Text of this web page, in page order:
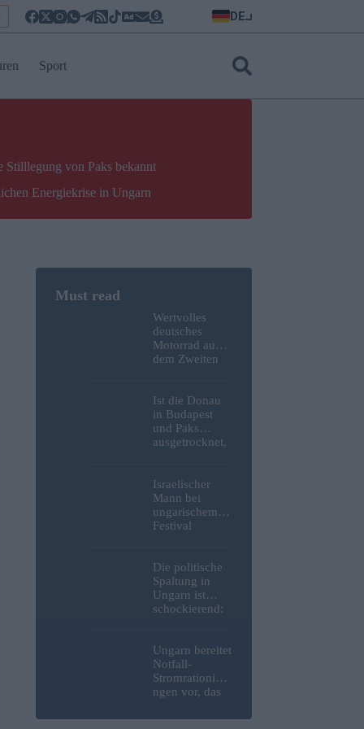
DE
Sport
Stilllegung von Paks bekannt
Energiekrise in Ungarn
Wertvolles
deutsches
Motorrad aus
dem Zweiten
Überreste und
Sprengstoff aus
der Donau in
Budapest
Ist die Donau
in Budapest
und Paks
ausgetrocknet,
umgeleitet
haben?
Israelischer
Mann bei
ungarischem
Festival
Die politische
Spaltung in
Ungarn ist
schockierend:
und
Energiekrise
geben wir uns
weiterhin
Schuld
Ungarn bereitet
Notfall-
Stromrationieru
ngen vor, das
Paks könnte an